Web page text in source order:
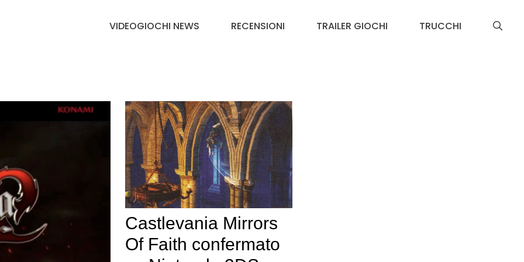
VIDEOGIOCHI NEWS RECENSIONI TRAILER GIOCHI TRUCCHI
Castlevania Mirrors
Of Faith confermato